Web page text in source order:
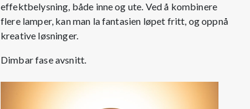
effektbelysning, både inne og ute. Ved å kombinere
flere lamper, kan man la fantasien løpet fritt, og oppnå
kreative løsninger.
Dimbar fase avsnitt.